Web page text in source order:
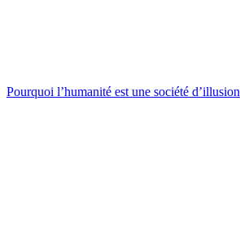
Pourquoi l’humanité est une société d’illusion